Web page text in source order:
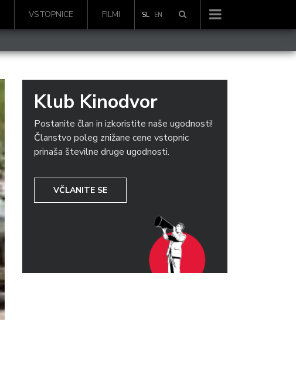
VSTOPNICE FILMI SL EN
Klub Kinodvor
Postanite član in izkoristite naše ugodnosti!
Članstvo poleg znižane cene vstopnic
prinaša številne druge ugodnosti.
VČLANITE SE